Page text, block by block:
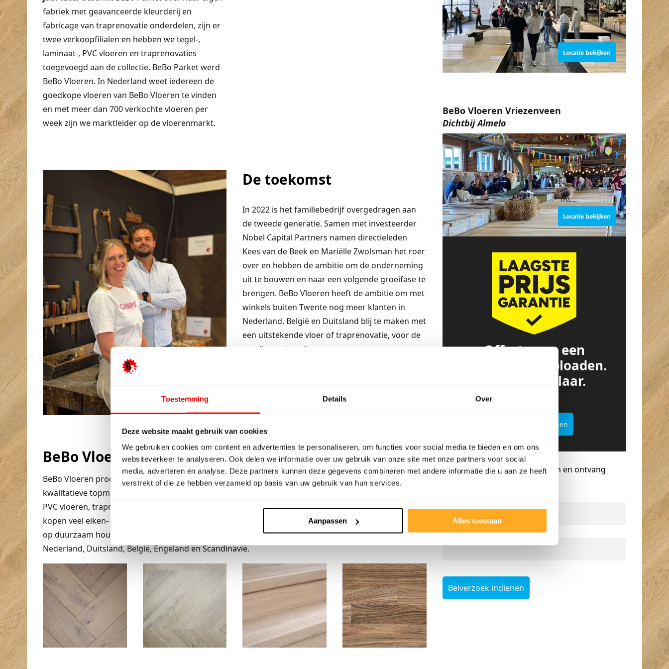
Toestemming Details Over
Deze website maakt gebruik van cookies
We gebruiken cookies om content en advertenties te personaliseren, om functies voor social media te bieden en om ons
websiteverkeer te analyseren. Ook delen we informatie over uw gebruik van onze site met onze partners voor social
media, adverteren en analyse. Deze partners kunnen deze gegevens combineren met andere informatie die u aan ze heeft
verstrekt of die ze hebben verzameld op basis van uw gebruik van hun services.
Aanpassen Alles toestaan
fabriek met geavanceerde kleurderij en
fabricage van traprenovatie onderdelen, zijn er
twee verkoopfilialen en hebben we tegel-,
laminaat-, PVC vloeren en traprenovaties
toegevoegd aan de collectie. BeBo Parket werd
BeBo Vloeren. In Nederland weet iedereen de
goedkope vloeren van BeBo Vloeren te vinden
en met meer dan 700 verkochte vloeren per
week zijn we marktleider op de vloerenmarkt.
De toekomst
In 2022 is het familiebedrijf overgedragen aan
de tweede generatie. Samen met investeerder
Nobel Capital Partners namen directieleden
Kees van de Beek en Mariëlle Zwolsman het roer
over en hebben de ambitie om de onderneming
uit te bouwen en naar een volgende groeifase te
brengen. BeBo Vloeren heeft de ambitie om met
winkels buiten Twente nog meer klanten in
Nederland, België en Duitsland blij te maken met
een uitstekende vloer of traprenovatie, voor de
goedkoopste prijs.
BeBo Vloeren
BeBo Vloeren produceert vloeren in eigen fabriek en daarnaast kopen wij vloeren en tegels in van
kwalitatieve topmerken uit heel Europa. Wij produceren lamelparket, visgraatvloeren, tapis vloeren,
PVC vloeren, traprenovaties en hebben onze eigen laminaatlijn Twenterand Flooring. Onze inkopers
kopen veel eiken- en grenenhout vanuit Oost- Europa en Frankrijk zodat wij zelf de controle hebben
op duurzaam hout van de hoogste kwaliteit. Ons afzetgebied is hoofdzakelijk aan vloerenbedrijven in
Nederland, Duitsland, België, Engeland en Scandinavië.
BeBo Vloeren Vriezenveen
Dichtbij Almelo
Offerte van een
concurrent? Uploaden.
Besparen. Klaar.
Offertekiller openen
Gratis advies op maat
Vraag een terugbelverzoek aan en ontvang
Telefoonnummer*
Belverzoek indienen